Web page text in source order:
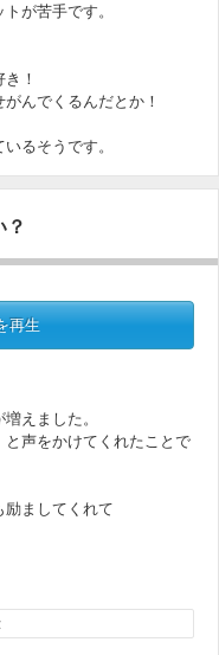
が苦手です。
！
んでくるんだとか！
るそうです。
？
再生
えました。
声をかけてくれたことで
励ましてくれて
理に